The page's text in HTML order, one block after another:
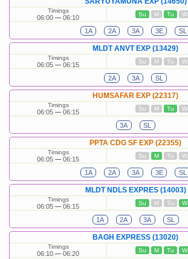
Timings
06:00 06:10 Su M Tu W
1A 2A 3A 3E SL
MLDT ANVT EXP (13429)
Timings
06:05 06:15 Su M Tu W
2A 3A SL
HUMSAFAR EXP (22317)
Timings
06:05 06:15 Su M Tu W
3A SL
PPTA CDG SF EXP (22355)
Timings
06:05 06:15 Su M Tu W
1A 2A 3A 3E SL
MLDT NDLS EXPRES (14003)
Timings
06:05 06:15 Su M Tu W
1A 2A 3A SL
BAGH EXPRESS (13020)
Timings
06:10 06:20 Su M Tu W